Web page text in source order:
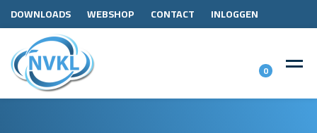
DOWNLOADS WEBSHOP CONTACT INLOGGEN
0